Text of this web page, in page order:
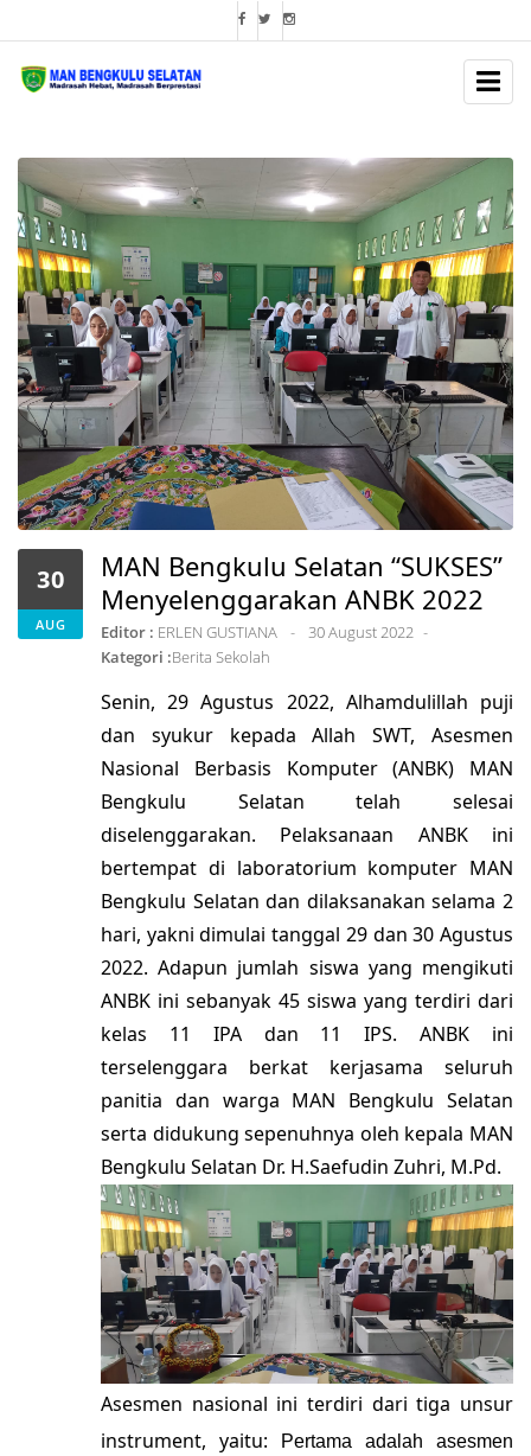
BERITA
30
AUG
MAN Bengkulu Selatan “SUKSES”
Menyelenggarakan ANBK 2022
Editor : ERLEN GUSTIANA
30 August 2022
Kategori :Berita Sekolah
Senin, 29 Agustus 2022, Alhamdulillah puji
dan syukur kepada Allah SWT, Asesmen
Nasional Berbasis Komputer (ANBK) MAN
Bengkulu Selatan telah selesai
diselenggarakan. Pelaksanaan ANBK ini
bertempat di laboratorium komputer MAN
Bengkulu Selatan dan dilaksanakan selama 2
hari, yakni dimulai tanggal 29 dan 30 Agustus
2022. Adapun jumlah siswa yang mengikuti
ANBK ini sebanyak 45 siswa yang terdiri dari
kelas 11 IPA dan 11 IPS. ANBK ini
terselenggara berkat kerjasama seluruh
panitia dan warga MAN Bengkulu Selatan
serta didukung sepenuhnya oleh kepala MAN
Bengkulu Selatan Dr. H.Saefudin Zuhri, M.Pd.
Asesmen nasional ini terdiri dari tiga unsur
instrument, yaitu:
Pertama adalah asesmen